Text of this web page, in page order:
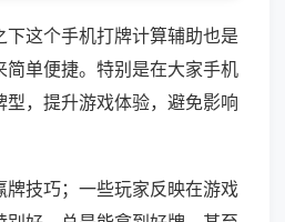
下这个手机打牌计算辅助也是
简单便捷。特别是在大家手机
，提升游戏体验，避免影响
牌技巧；一些玩家反映在游戏